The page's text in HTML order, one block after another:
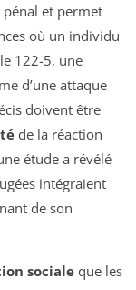
pénal et permet
où un individu
122-5, une
d’une attaque
doivent être
de la réaction
étude a révélé
intégraient
de son
sociale que les